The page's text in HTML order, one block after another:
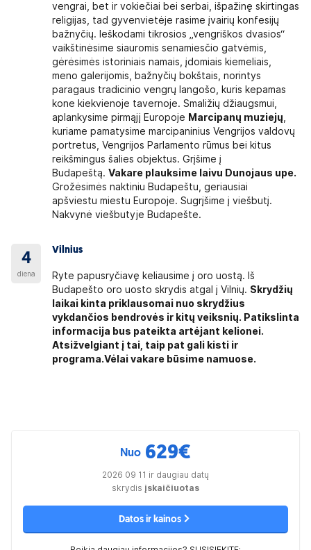
vengrai, bet ir vokiečiai bei serbai, išpažinę skirtingas
religijas, tad gyvenvietėje rasime įvairių konfesijų
bažnyčių. Ieškodami tikrosios „vengriškos dvasios“
vaikštinėsime siauromis senamiesčio gatvėmis,
gėrėsimės istoriniais namais, įdomiais kiemeliais,
meno galerijomis, bažnyčių bokštais, norintys
paragaus tradicinio vengrų langošo, kuris kepamas
kone kiekvienoje tavernoje. Smaližių džiaugsmui,
aplankysime pirmąjį Europoje Marcipanų muziejų
kuriame pamatysime marcipaninius Vengrijos valdovų
portretus, Vengrijos Parlamento rūmus bei kitus
reikšmingus šalies objektus. Grįšime į
Budapeštą.Vakare plauksime laivu Dunojaus upe.
Grožėsimės naktiniu Budapeštu, geriausiai
apšviestu miestu Europoje. Sugrįšime į viešbutį.
Nakvynė viešbutyje Budapešte.
4
diena
Vilnius
Ryte papusryčiavę keliausime į oro uostą. Iš
Budapešto oro uosto skrydis atgal į Vilnių. Skrydžių
laikai kinta priklausomai nuo skrydžius
vykdančios bendrovės ir kitų veiksnių. Patikslinta
informacija bus pateikta artėjant kelionei.
Atsižvelgiant į tai, taip pat gali kisti ir
programa.Vėlai vakare būsime namuose.
Nuo 629€
2026 09 11 ir daugiau datų
skrydis įskaičiuotas
Datos ir kainos